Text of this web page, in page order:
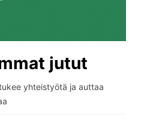
jutut
yhteistyötä ja auttaa